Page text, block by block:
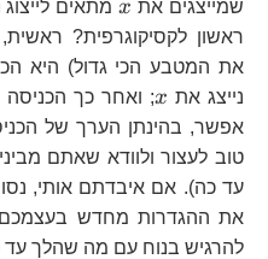
שמייצגים את xמתאים
ראשון לקסיקוגרפית?
את המטבע הכי גדול) היא
נייצג את x; ואחר כך הכניסה
אפשר, בהינתן הערך של
טוב לעצור ולוודא שאתם
עד כה). אם איבדתם אותי,
את ההגדרות מחדש
להרגיש בנוח עם מה שהלך עד